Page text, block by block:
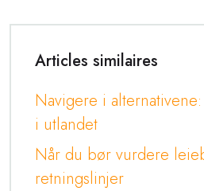
Articles similaires
Navigere i
i utlandet
Når du bør vurdere
retningslinjer